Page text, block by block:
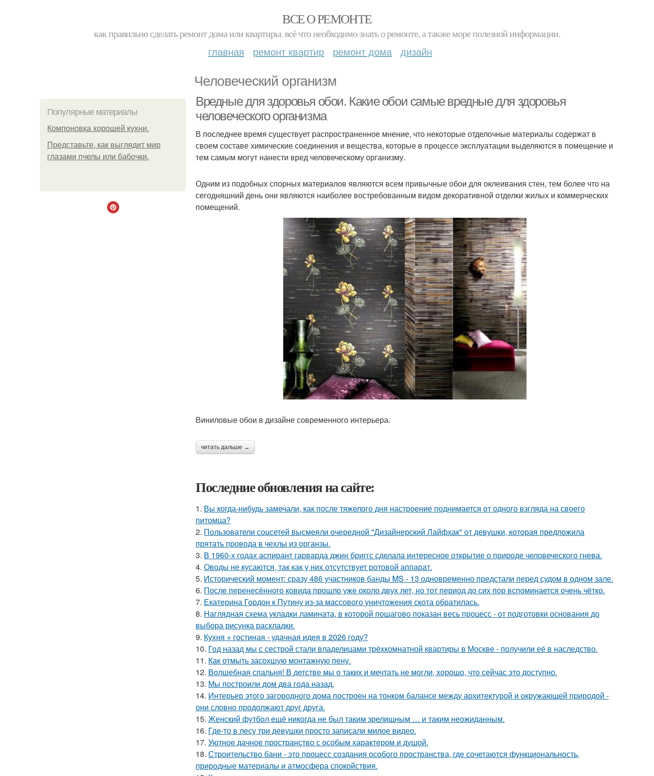
ВСЕ О РЕМОНТЕ
как правильно сделать ремонт дома или квартиры. всё что необходимо знать о ремонте, а также море полезной информации.
главная ремонт квартир ремонт дома дизайн
Человеческий организм
Популярные материалы
Компоновка хорошей кухни.
Представьте, как выглядит мир
глазами пчелы или бабочки.
Вредные для здоровья обои. Какие обои самые вредные для здоровья
человеческого организма
В последнее время существует распространенное мнение, что некоторые отделочные материалы содержат в
своем составе химические соединения и вещества, которые в процессе эксплуатации выделяются в помещение и
тем самым могут нанести вред человеческому организму.
Одним из подобных спорных материалов являются всем привычные обои для оклеивания стен, тем более что на
сегодняшний день они являются наиболее востребованным видом декоративной отделки жилых и коммерческих
помещений.
Виниловые обои в дизайне современного интерьера.
читать дальше →
Последние обновления на сайте:
1. Вы когда-нибудь замечали, как после тяжелого дня настроение поднимается от одного взгляда на своего
питомца?
2. Пользователи соцсетей высмеяли очередной "Дизайнерский Лайфхак" от девушки, которая предложила
прятать провода в чехлы из органзы.
3. В 1960-х годах аспирант гарварда джин бриггс сделала интересное открытие о природе человеческого гнева.
4. Оводы не кусаются, так как у них отсутствует ротовой аппарат.
5. Исторический момент: сразу 486 участников банды MS - 13 одновременно предстали перед судом в одном зале.
6. После перенесённого ковида прошло уже около двух лет, но тот период до сих пор вспоминается очень чётко.
7. Екатерина Гордон к Путину из-за массового уничтожения скота обратилась.
8. Наглядная схема укладки ламината, в которой пошагово показан весь процесс - от подготовки основания до
выбора рисунка раскладки.
9. Кухня + гостиная - удачная идея в 2026 году?
10. Год назад мы с сестрой стали владелицами трёхкомнатной квартиры в Москве - получили её в наследство.
11. Как отмыть засохшую монтажную пену.
12. Волшебная спальня! В детстве мы о таких и мечтать не могли, хорошо, что сейчас это доступно.
13. Мы построили дом два года назад.
14. Интерьер этого загородного дома построен на тонком балансе между архитектурой и окружающей природой -
они словно продолжают друг друга.
15. Женский футбол ещё никогда не был таким зрелищным … и таким неожиданным.
16. Гдe-то в лесу три девушки просто записали милое видео.
17. Уютное дачное пространство с особым характером и душой.
18. Строительство бани - это процесс создания особого пространства, где сочетаются функциональность,
природные материалы и атмосфера спокойствия.